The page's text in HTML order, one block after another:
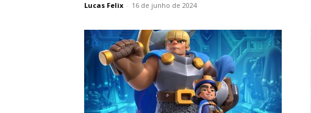
Lucas Felix - 16 de junho de 2024